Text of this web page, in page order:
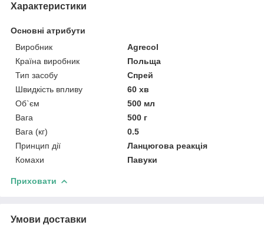
Характеристики
Основні атрибути
Виробник
Agrecol
Країна виробник
Польща
Тип засобу
Спрей
Швидкість впливу
60 хв
Об`єм
500 мл
Вага
500 г
Вага (кг)
0.5
Принцип дії
Ланцюгова реакція
Комахи
Павуки
Приховати
Умови доставки